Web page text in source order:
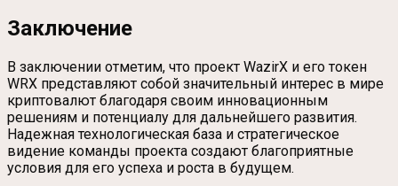
Заключение
В заключении отметим, что проект WazirX и его токен
WRX представляют собой значительный интерес в мире
криптовалют благодаря своим инновационным
решениям и потенциалу для дальнейшего развития.
Надежная технологическая база и стратегическое
видение команды проекта создают благоприятные
условия для его успеха и роста в будущем.